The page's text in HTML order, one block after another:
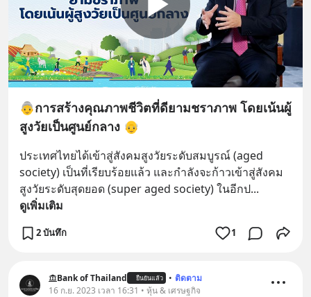
👵การสร้างคุณภาพชีวิตที่ดียามชราภาพ โดยเน้นผู้
สูงวัยเป็นศูนย์กลาง 👴
ประเทศไทยได้เข้าสู่สังคมสูงวัยระดับสมบูรณ์ (aged
society) เป็นที่เรียบร้อยแล้ว และกำลังจะก้าวเข้าสู่สังคม
สูงวัยระดับสุดยอด (super aged society) ในอีกป...
ดูเพิ่มเติม
2 บันทึก 1
Bank of Thailand ยืนยันแล้ว • ติดตาม
16 ก.ย. 2023 เวลา 16:31 • หุ้น & เศรษฐกิจ